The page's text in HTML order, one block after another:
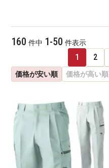
価格が安い順 価格が高い順
160 件中 1-50 件表示
1 2